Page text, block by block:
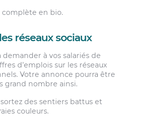
complète en bio.
réseaux sociaux
demander à vos salariés de
d’emplois sur les réseaux
Votre annonce pourra être
grand nombre ainsi.
des sentiers battus et
couleurs.